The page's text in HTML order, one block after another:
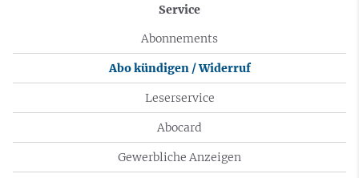
Service
Abonnements
Abo kündigen / Widerruf
Leserservice
Abocard
Gewerbliche Anzeigen